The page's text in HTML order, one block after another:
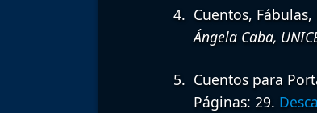
Cuentos,
Ángela Caba,
Cuentos para
Páginas: 29.